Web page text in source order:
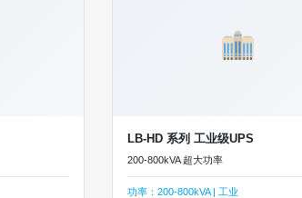
LB-HD 系列 工业级UPS
200-800kVA 超大功率
功率：200-800kVA | 工业